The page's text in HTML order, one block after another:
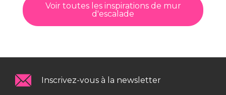
Voir toutes les inspirations de mur
d'escalade
Inscrivez-vous à la newsletter